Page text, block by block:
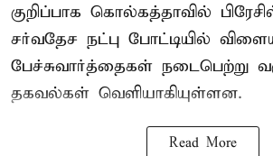
குறிப்பாக கொல்கத்தாவில்
சர்வதேச நட்பு போட்டியில்
பேச்சுவார்த்தைகள் நடைபெற்று
தகவல்கள் வெளியாகியுள்ளன.
Read More